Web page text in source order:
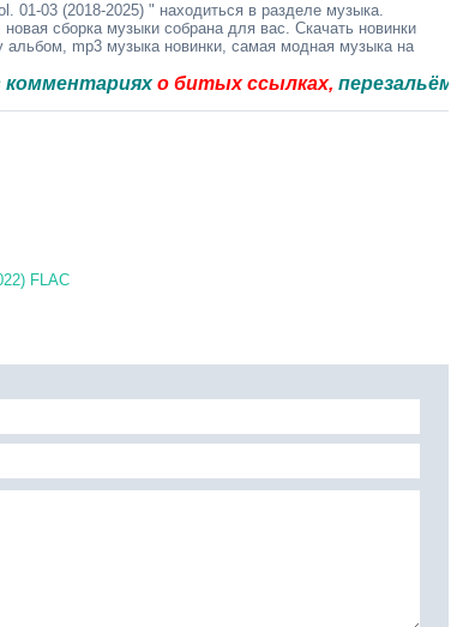
01-03 (2018-2025) " находиться в разделе музыка.
сборка музыки собрана для вас. Скачать новинки
альбом, mp3 музыка новинки, самая модная музыка на
о битых ссылках,перезальём быстро.
FLAC